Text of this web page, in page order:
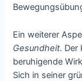
Ein weiterer
Gesundheit. Der
beruhigende
Sich in seiner